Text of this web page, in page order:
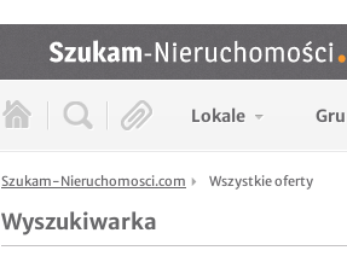
Lokale
Szukam-Nieruchomosci.com Wszystkie oferty
Wyszukiwarka